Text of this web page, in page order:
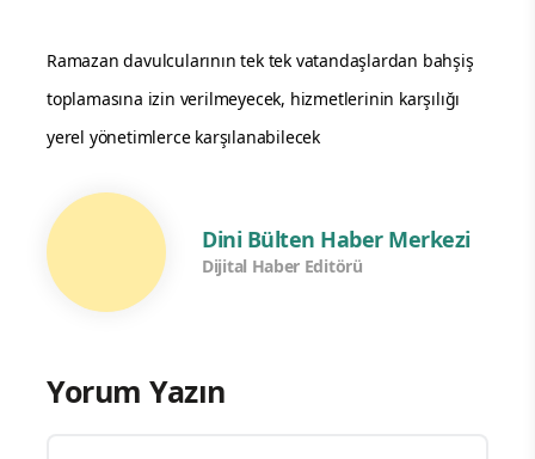
Ramazan davulcularının tek tek vatandaşlardan bahşiş
toplamasına izin verilmeyecek, hizmetlerinin karşılığı
yerel yönetimlerce karşılanabilecek
Dini Bülten Haber Merkezi
Dijital Haber Editörü
Yorum Yazın